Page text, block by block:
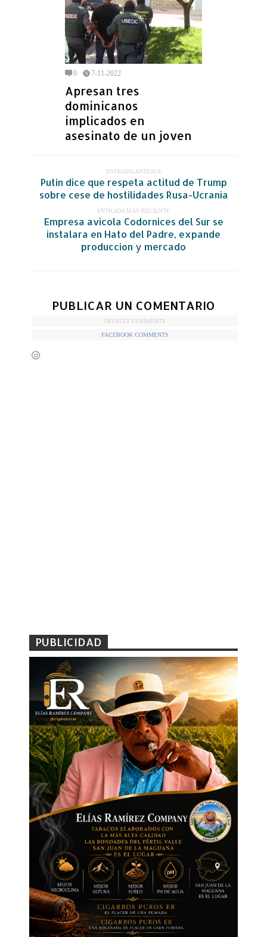
0 7-11-2022
Apresan tres
dominicanos
implicados en
asesinato de un joven
ENTRADA ANTIGUA
Putin dice que respeta actitud de Trump
sobre cese de hostilidades Rusa-Ucrania
ENTRADA MÁS RECIENTE
Empresa avicola Codornices del Sur se
instalara en Hato del Padre, expande
produccion y mercado
PUBLICAR UN COMENTARIO
DEFAULT COMMENTS
FACEBOOK COMMENTS
PUBLICIDAD